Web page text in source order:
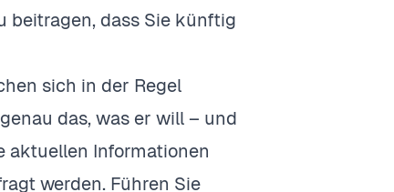
beitragen, dass Sie künftig
sich in der Regel
das, was er will – und
aktuellen Informationen
werden. Führen Sie